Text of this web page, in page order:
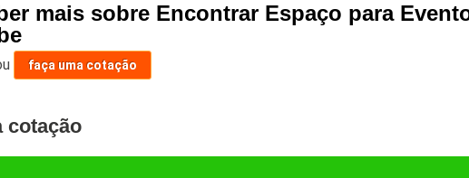
mais sobre Encontrar Espaço para
faça uma cotação
cotação